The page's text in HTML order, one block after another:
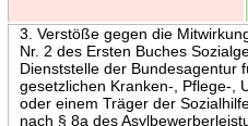
3. Verstöße gegen die
Nr. 2 des Ersten Buches
Dienststelle der Bundesagentur
gesetzlichen Kranken-, Pflege-,
oder einem Träger der
nach § 8a des